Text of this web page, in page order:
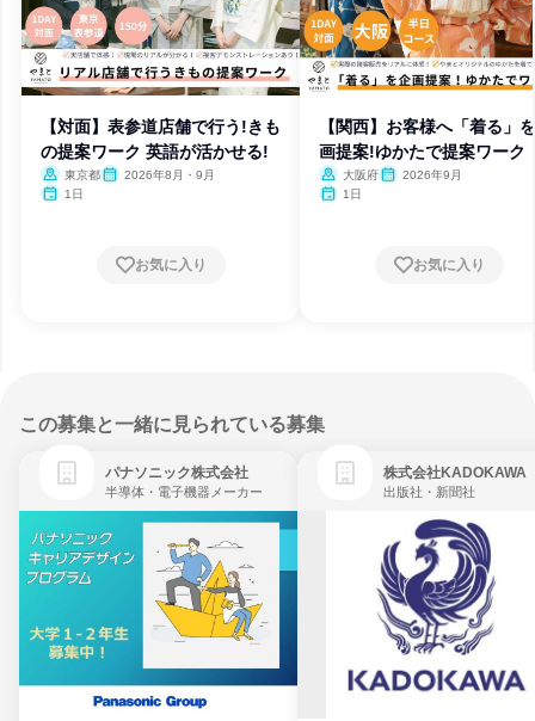
【対面】表参道店舗で行う!きも
の提案ワーク 英語が活かせる!
東京都
2026年8月・9月
1日
お気に入り
【関西】お客様へ「着る」
画提案!ゆかたで提案ワーク
大阪府
2026年9月
1日
お気に入り
この募集と一緒に見られている募集
パナソニック株式会社
半導体・電子機器メーカー
株式会社KADOKAWA
出版社・新聞社